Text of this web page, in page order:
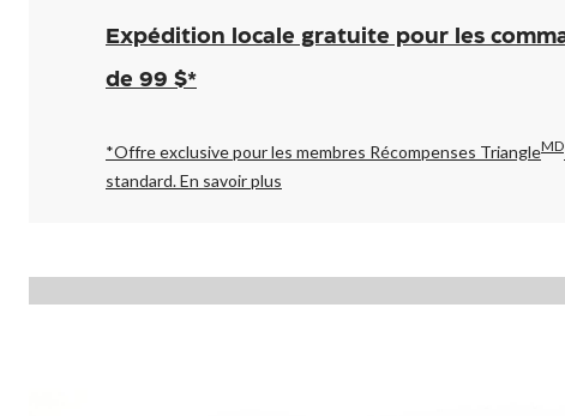
Ouvert,
Fermeture
à
pour
changer
Expédition locale gratuite pour les
de 99 $*
*Offre exclusive pour les membres Récompenses TriangleMD
standard.En savoir plus